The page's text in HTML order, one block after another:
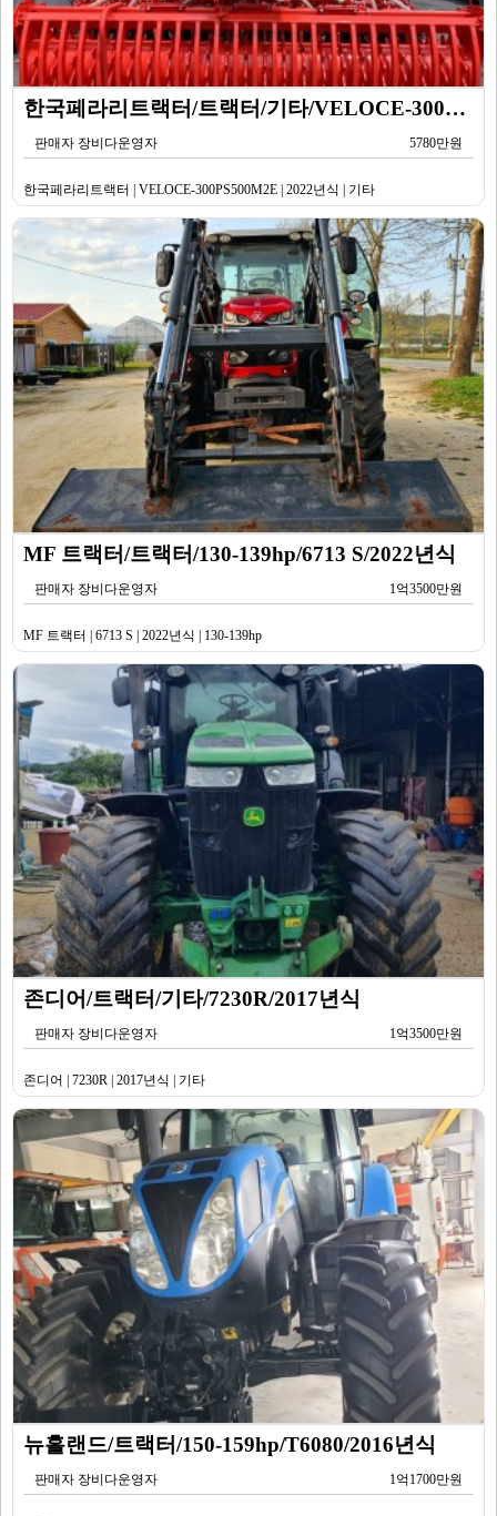
한국페라리트랙터/트랙터/기타/VELOCE-300PS500M2E/2022년식
판매자 장비다운영자 5780만원
한국페라리트랙터 | VELOCE-300PS500M2E | 2022년식 | 기타
MF 트랙터/트랙터/130-139hp/6713 S/2022년식
판매자 장비다운영자 1억3500만원
MF 트랙터 | 6713 S | 2022년식 | 130-139hp
존디어/트랙터/기타/7230R/2017년식
판매자 장비다운영자 1억3500만원
존디어 | 7230R | 2017년식 | 기타
뉴홀랜드/트랙터/150-159hp/T6080/2016년식
판매자 장비다운영자 1억1700만원